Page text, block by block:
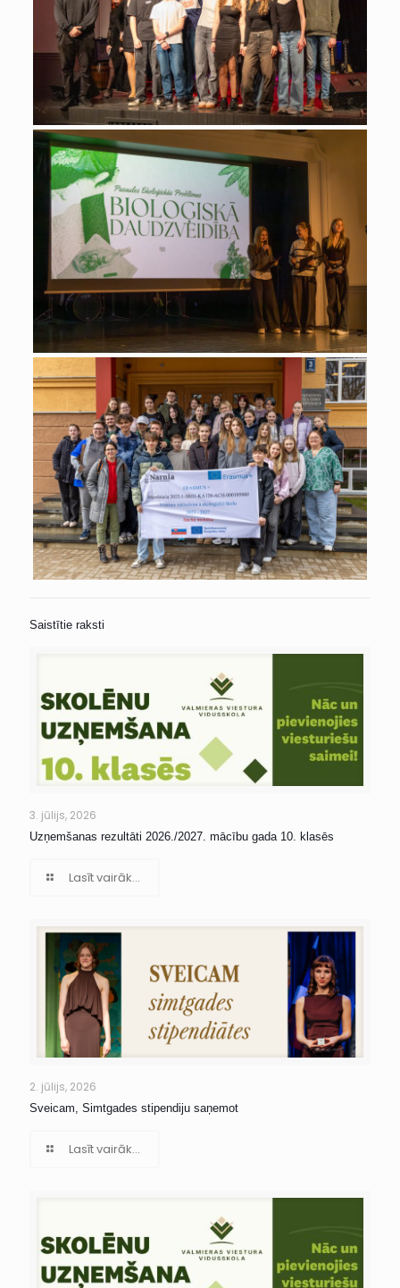
Saistītie raksti
3. jūlijs, 2026
Uzņemšanas rezultāti 2026./2027. mācību gada 10. klasēs
Lasīt vairāk...
2. jūlijs, 2026
Sveicam, Simtgades stipendiju saņemot
Lasīt vairāk...